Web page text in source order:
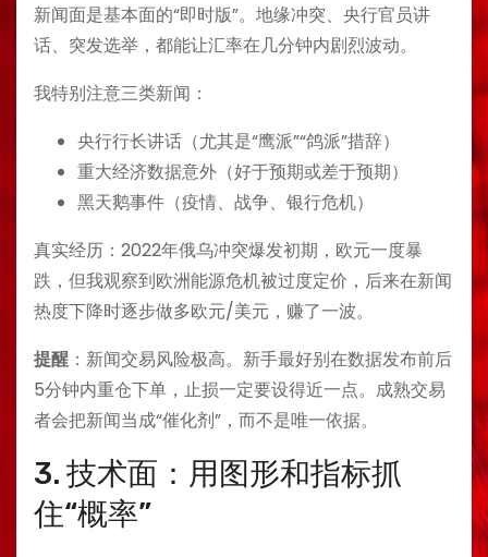
新闻面是基本面的“即时版”。地缘冲突、央行官员讲
话、突发选举，都能让汇率在几分钟内剧烈波动。
我特别注意三类新闻：
央行行长讲话（尤其是“鹰派”“鸽派”措辞）
重大经济数据意外（好于预期或差于预期）
黑天鹅事件（疫情、战争、银行危机）
真实经历：2022年俄乌冲突爆发初期，欧元一度暴
跌，但我观察到欧洲能源危机被过度定价，后来在新闻
热度下降时逐步做多欧元/美元，赚了一波。
提醒 ：新闻交易风险极高。新手最好别在数据发布前后
5分钟内重仓下单，止损一定要设得近一点。成熟交易
者会把新闻当成“催化剂”，而不是唯一依据。
3. 技术面：用图形和指标抓
住“概率”